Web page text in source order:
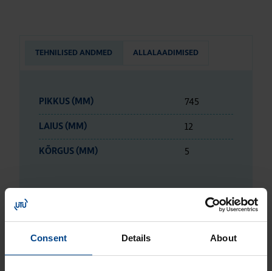
Consent Details About
TEHNILISED ANDMED ALLALAADIMISED
PIKKUS (MM) 745
LAIUS (MM) 12
KÕRGUS (MM) 5
LOGISTIKAANDMED